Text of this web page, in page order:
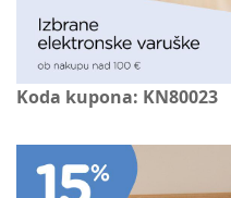
Koda kupona: KN80023